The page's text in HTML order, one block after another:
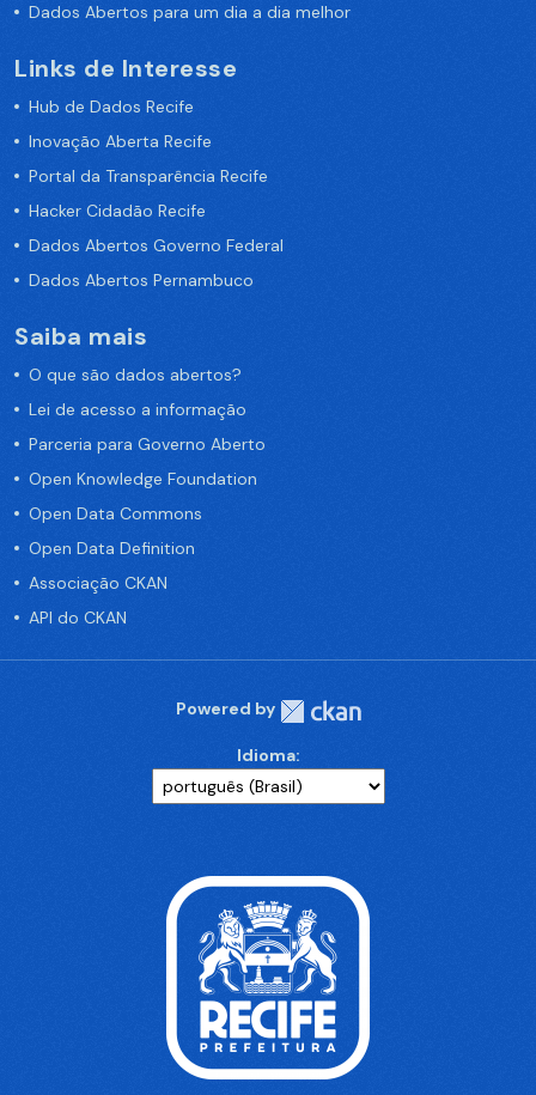
Dados Abertos para um dia a dia melhor
Links de Interesse
Hub de Dados Recife
Inovação Aberta Recife
Portal da Transparência Recife
Hacker Cidadão Recife
Dados Abertos Governo Federal
Dados Abertos Pernambuco
Saiba mais
O que são dados abertos?
Lei de acesso a informação
Parceria para Governo Aberto
Open Knowledge Foundation
Open Data Commons
Open Data Definition
Associação CKAN
API do CKAN
Powered by
Idioma